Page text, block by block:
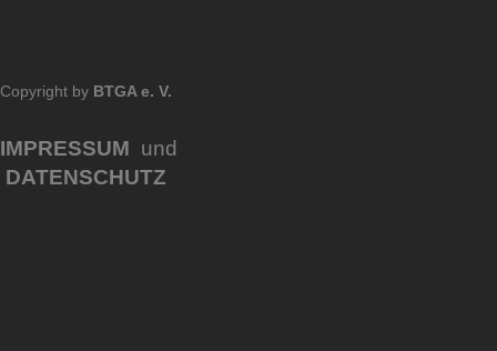
Copyright by BTGA e. V.
IMPRESSUM und
DATENSCHUTZ